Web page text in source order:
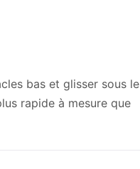
bas et glisser sous
rapide à mesure que